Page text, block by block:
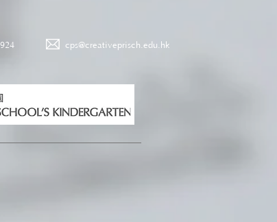
cps@creativeprisch.edu.hk